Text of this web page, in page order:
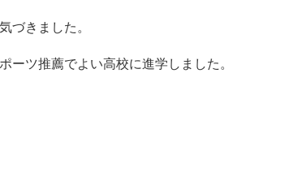
づきました。
ーツ推薦でよい高校に進学しました。